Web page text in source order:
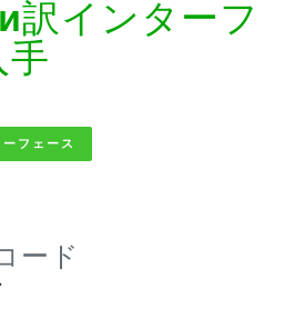
訳インターフ
手
フェース
ード